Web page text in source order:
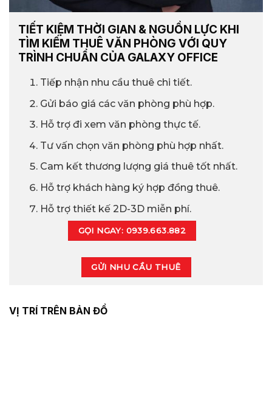
TIẾT KIỆM THỜI GIAN & NGUỒN LỰC KHI
TÌM KIẾM THUÊ VĂN PHÒNG VỚI QUY
TRÌNH CHUẨN CỦA GALAXY OFFICE
Tiếp nhận nhu cầu thuê chi tiết.
Gửi báo giá các văn phòng phù hợp.
Hỗ trợ đi xem văn phòng thực tế.
Tư vấn chọn văn phòng phù hợp nhất.
Cam kết thương lượng giá thuê tốt nhất.
Hỗ trợ khách hàng ký hợp đồng thuê.
Hỗ trợ thiết kế 2D-3D miễn phí.
GỌI NGAY: 0939.663.882
GỬI NHU CẦU THUÊ
VỊ TRÍ TRÊN BẢN ĐỒ